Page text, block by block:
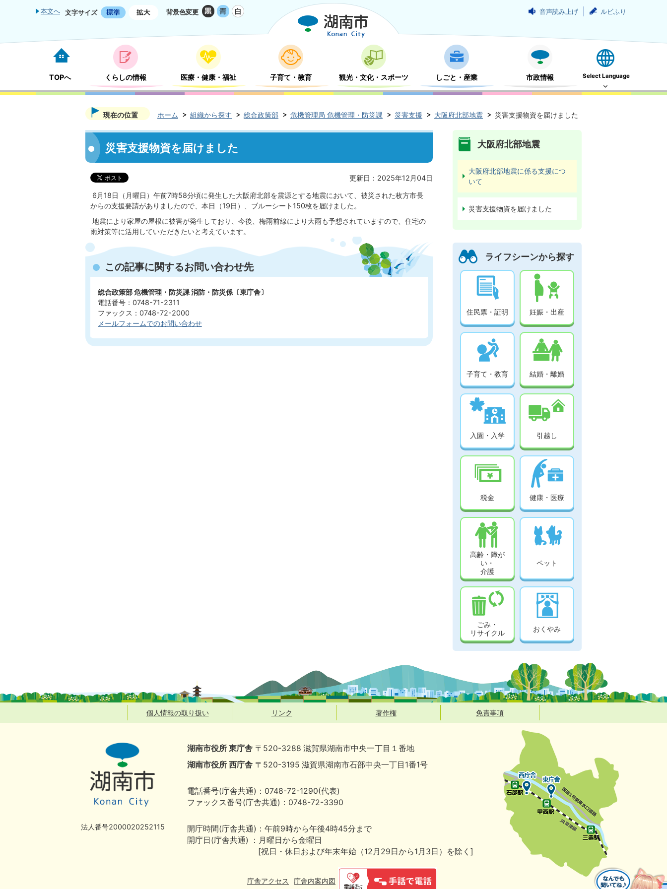
本文へ 文字サイズ 背景色変更 音声読み上げ ルビふり
TOPへ くらしの情報 医療・健康・福祉 子育て・教育 観光・文化・スポーツ しごと・産業 市政情報 Select Language
現在の位置 ホーム 組織から探す 総合政策部 危機管理局 危機管理・防災課 災害支援 大阪府北部地震 災害支援物資を届けました
災害支援物資を届けました
更新日：2025年12月04日
6月18日（月曜日）午前7時58分頃に発生した大阪府北部を震源とする地震において、被災された枚方市長
からの支援要請がありましたので、本日（19日）、ブルーシート150枚を届けました。
地震により家屋の屋根に被害が発生しており、今後、梅雨前線により大雨も予想されていますので、住宅の
雨対策等に活用していただきたいと考えています。
この記事に関するお問い合わせ先
総合政策部 危機管理・防災課 消防・防災係〔東庁舎〕
電話番号：0748-71-2311
ファックス：0748-72-2000
メールフォームでのお問い合わせ
大阪府北部地震
大阪府北部地震に係る支援につ
いて
災害支援物資を届けました
ライフシーンから探す
住民票・証明 妊娠・出産
子育て・教育 結婚・離婚
入園・入学 引越し
税金 健康・医療
高齢・障が
い・
介護
ペット
ごみ・
リサイクル
おくやみ
個人情報の取り扱い リンク 著作権 免責事項
法人番号2000020252115
湖南市役所 東庁舎 〒520-3288 滋賀県湖南市中央一丁目１番地
湖南市役所 西庁舎 〒520-3195 滋賀県湖南市石部中央一丁目1番1号
電話番号(庁舎共通)：0748-72-1290(代表)
ファックス番号(庁舎共通)：0748-72-3390
開庁時間(庁舎共通)：午前9時から午後4時45分まで
開庁日(庁舎共通) ：月曜日から金曜日
[祝日・休日および年末年始（12月29日から1月3日）を除く]
庁舎アクセス 庁舎内案内図